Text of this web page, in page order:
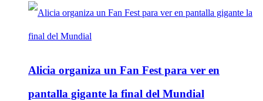
Alicia organiza un Fan Fest para ver en
pantalla gigante la final del Mundial